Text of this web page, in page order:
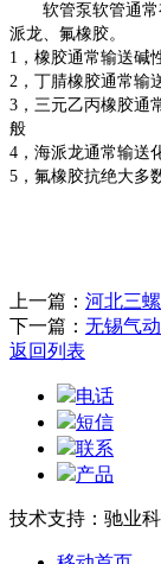
软管泵软管通
派龙、氟橡胶。
1，橡胶通常输送碱
2，丁腈橡胶通常输
3，三元乙丙橡胶通
般
4，海派龙通常输送
5，氟橡胶抗绝大多
上一篇： 河北三
下一篇： 无锡气
返回列表
电话
短信
联系
产品
技术支持：驰业